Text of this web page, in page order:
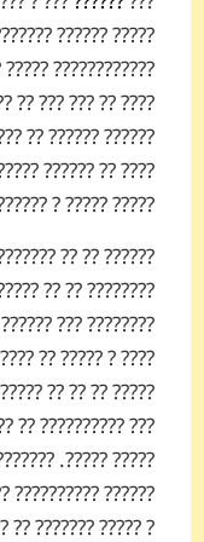
?????? ???
????? ????? ???
? ????? ????
?? ?????? ?????
????? ??? ????? ??
??????? ?? ??????.
?????? ??????
? ?????-???? ?????
???? ????? ???
????? ? ?????
?????? ????? ??? ?
? ??? ?? ???????
????? ? ??????
????? ?????
??????? ??????